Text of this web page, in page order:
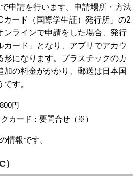
申請を行います。申請場所・方法
カード（国際学生証）発行所」の2
ンラインで申請をした場合、発行
カード」となり、アプリでアカウ
形になります。プラスチックのカ
加の料金がかかり、郵送は日本国
す。
円
カード：要問合せ（※）
情報です。